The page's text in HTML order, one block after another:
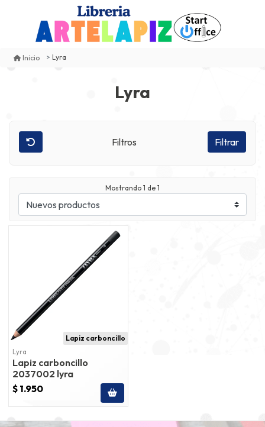
Inicio Lyra
Lyra
Filtros Filtrar
Mostrando 1 de 1
Lapiz carboncillo
Lyra
Lapiz carboncillo
2037002 lyra
$ 1.950